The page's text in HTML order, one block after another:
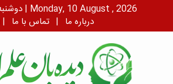
دوشنبه، ۱۹ مرداد، ۱۴۰۵ | Monday, 10 August , 2026
| درباره ما | تماس با ما